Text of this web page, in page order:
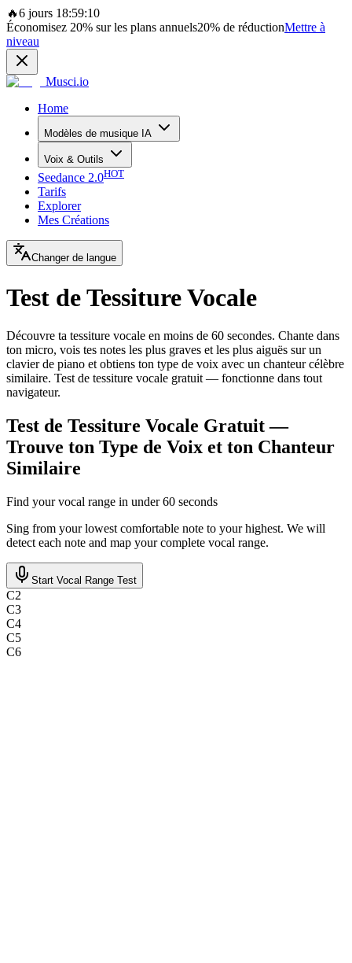
🔥6 jours 18:59:10
Économisez 20% sur les plans annuels20% de réductionMettre à
niveau
Musci.io
Home
Modèles de musique IA
Voix & Outils
Seedance 2.0HOT
Tarifs
Explorer
Mes Créations
Changer de langue
Test de Tessiture Vocale
Découvre ta tessiture vocale en moins de 60 secondes. Chante dans
ton micro, vois tes notes les plus graves et les plus aiguës sur un
clavier de piano et obtiens ton type de voix avec un chanteur célèbre
similaire. Test de tessiture vocale gratuit — fonctionne dans tout
navigateur.
Test de Tessiture Vocale Gratuit —
Trouve ton Type de Voix et ton Chanteur
Similaire
Find your vocal range in under 60 seconds
Sing from your lowest comfortable note to your highest. We will
detect each note and map your complete vocal range.
Start Vocal Range Test
C2
C3
C4
C5
C6